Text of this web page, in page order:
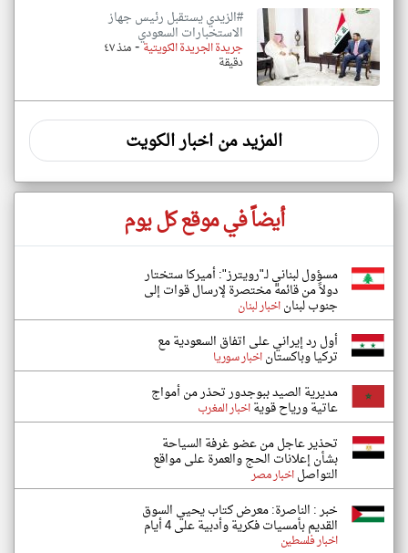
#الزيدي يستقبل رئيس جهاز
الاستخبارات السعودي
جريدة الجريدة الكويتية- منذ ٤٧
دقيقة
المزيد من اخبار الكويت
أيضاً في موقع كل يوم
مسؤول لبناني لـ"رويترز": أميركا ستختار
دولاً من قائمة مختصرة لإرسال قوات إلى
جنوب لبناناخبار لبنان
أول رد إيراني على اتفاق السعودية مع
تركيا وباكستاناخبار سوريا
مديرية الصيد ببوجدور تحذر من أمواج
عاتية ورياح قويةاخبار المغرب
تحذير عاجل من عضو غرفة السياحة
بشأن إعلانات الحج والعمرة على مواقع
التواصلاخبار مصر
خبر : الناصرة: معرض كتاب يحيي السوق
القديم بأمسيات فكرية وأدبية على 4 أيام
اخبار فلسطين